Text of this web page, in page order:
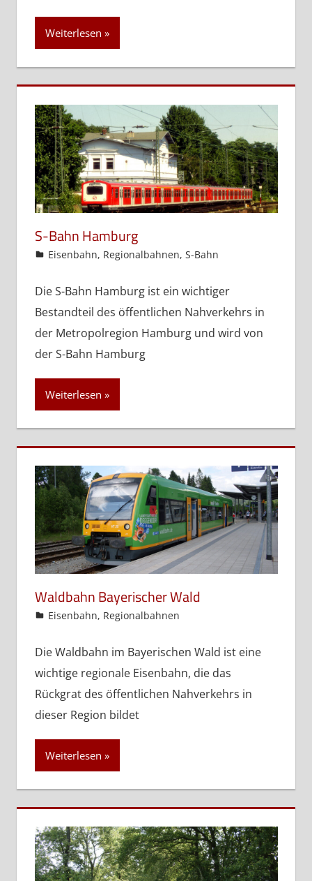
Weiterlesen
S-Bahn Hamburg
admin
Eisenbahn, Regionalbahnen,S-Bahn
Die S-Bahn Hamburg ist ein wichtiger
Bestandteil des öffentlichen Nahverkehrs in
der Metropolregion Hamburg und wird von
der S-Bahn Hamburg
Weiterlesen
Waldbahn Bayerischer Wald
admin
Eisenbahn, Regionalbahnen
Die Waldbahn im Bayerischen Wald ist eine
wichtige regionale Eisenbahn, die das
Rückgrat des öffentlichen Nahverkehrs in
dieser Region bildet
Weiterlesen